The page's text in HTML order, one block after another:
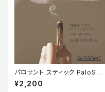
パロサント スティック PaloSan
to Stick GLOSOME グローサ
ム 瞑想 浄化 幸運 ヨガ リラック
¥2,200